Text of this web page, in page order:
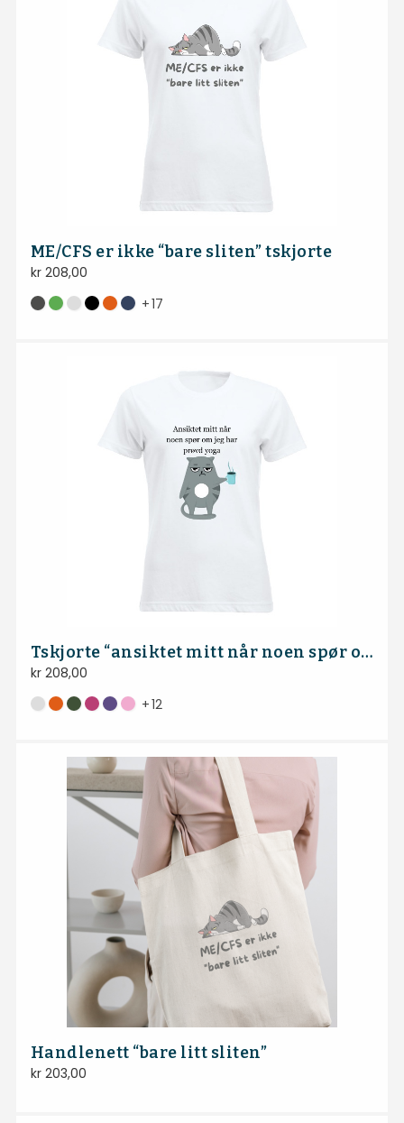
ME/CFS er ikke “bare sliten” tskjorte
kr208,00
+17
Tskjorte “ansiktet mitt når noen spør om jeg har prøvd yoga”
kr208,00
+12
Handlenett “bare litt sliten”
kr203,00